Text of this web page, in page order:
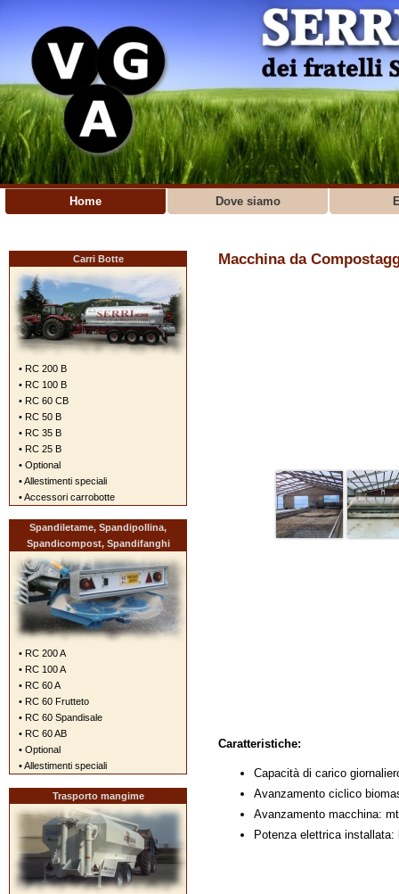
Home Dove siamo
Macchina da
Caratteristiche:
Capacità di carico
Avanzamento ciclico
Avanzamento macchina:
Potenza elettrica installata:
Carri Botte
• RC 200 B
• RC 100 B
• RC 60 CB
• RC 50 B
• RC 35 B
• RC 25 B
• Optional
• Allestimenti speciali
• Accessori carrobotte
Spandiletame, Spandipollina,
Spandicompost, Spandifanghi
• RC 200 A
• RC 100 A
• RC 60 A
• RC 60 Frutteto
• RC 60 Spandisale
• RC 60 AB
• Optional
• Allestimenti speciali
Trasporto mangime